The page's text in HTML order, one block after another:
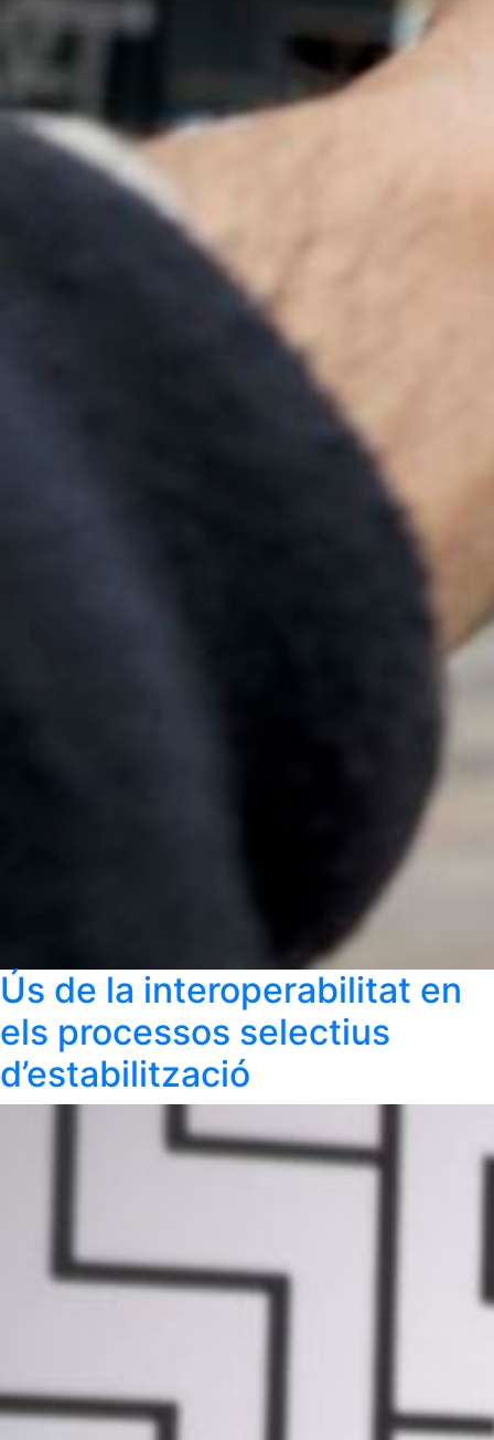
Ús de la interoperabilitat en
els processos selectius
d’estabilització